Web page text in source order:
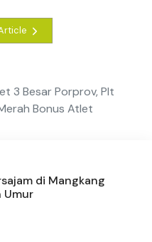
3 Besar Porprov, Plt
Bonus Atlet
di Mangkang
Umur